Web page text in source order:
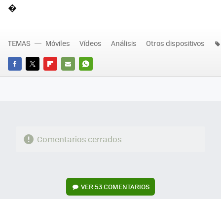
�
FACEBOOK
TWITTERFLIPBOARD
E-
WHATSAPP
TEMAS Móviles Vídeos Análisis Otros dispositivos
Comentarios cerrados
VER53 COMENTARIOS